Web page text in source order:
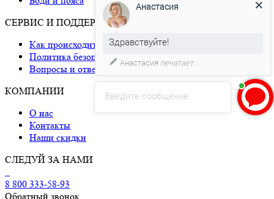
СЕРВИС И ПОДДЕРЖКА
Как происходит доставка
Политика безопасности
Вопросы и ответы
КОМПАНИИ
О нас
Контакты
Наши скидки
СЛЕДУЙ ЗА НАМИ
8 800 333-58-93
Обратный звонок
Введите сообщение
Здравствуйте!
Давайте мы поможем Вам с
размером!)